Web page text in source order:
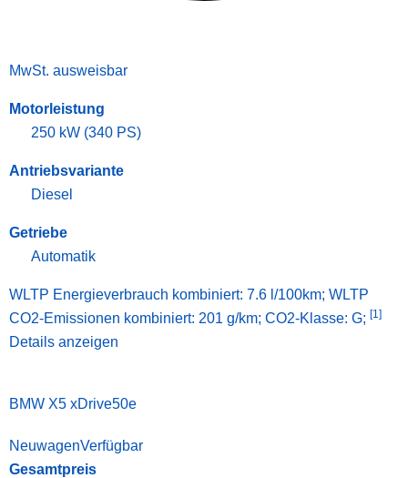
MwSt. ausweisbar
Motorleistung
250 kW (340 PS)
Antriebsvariante
Diesel
Getriebe
Automatik
WLTP Energieverbrauch kombiniert: 7.6 l/100km; WLTP
CO2-Emissionen kombiniert: 201 g/km; CO2-Klasse: G; [1]
Details anzeigen
BMW X5 xDrive50e
NeuwagenVerfügbar
Gesamtpreis